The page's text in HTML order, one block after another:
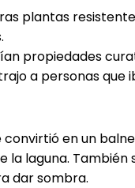
plantas
propiedades
a personas que
convirtió en un
la laguna.
dar sombra.